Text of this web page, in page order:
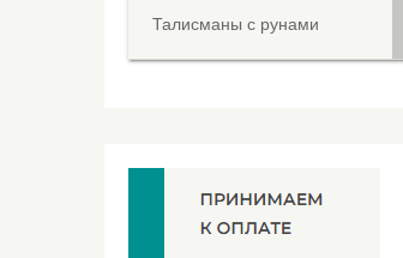
Талисманы с рунами